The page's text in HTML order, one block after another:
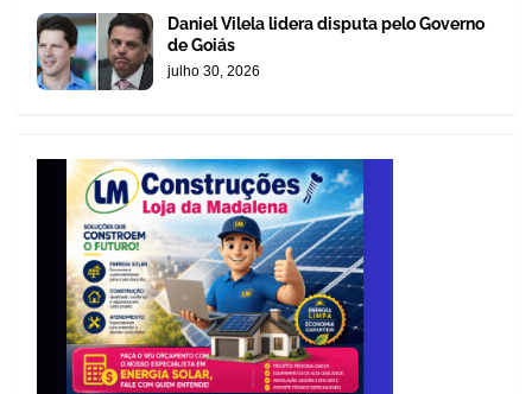
Daniel Vilela lidera disputa pelo Governo
de Goiás
julho 30, 2026